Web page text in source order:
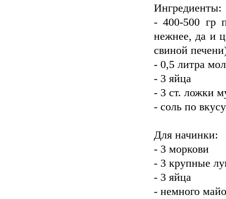
Ингредиенты:
- 400-500 гр
нежнее, да и
свиной
- 0,5 литра
- 3 яйца
- 3 ст. ложки
- соль по вкусу
Для начинки:
- 3 моркови
- 3 крупные
- 3 яйца
- немного